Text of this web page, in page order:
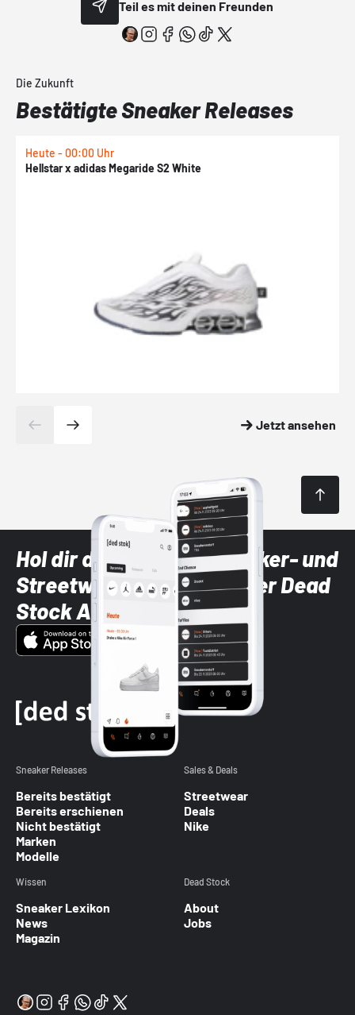
Teil es mit deinen Freunden
Die Zukunft
Bestätigte Sneaker Releases
Heute - 00:00 Uhr
Hellstar x adidas Megaride S2 White
Jetzt ansehen
Hol dir die neuesten Sneaker- und
Streetwear-Brands mit der Dead
Stock App
Sneaker Releases
Bereits bestätigt
Bereits erschienen
Nicht bestätigt
Marken
Modelle
Sales & Deals
Streetwear
Deals
Nike
Wissen
Sneaker Lexikon
News
Magazin
Dead Stock
About
Jobs